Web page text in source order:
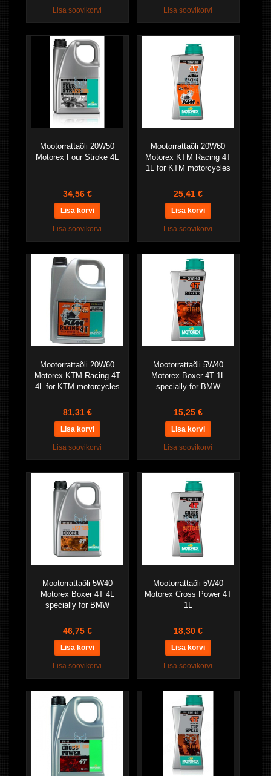
Lisa soovikorvi Lisa soovikorvi
Mootorrattaõli 20W50
Motorex Four Stroke 4L
34,56 €
Lisa soovikorvi
Mootorrattaõli 20W60
Motorex KTM Racing 4T
1L for KTM motorcycles
25,41 €
Lisa soovikorvi
Mootorrattaõli 20W60
Motorex KTM Racing 4T
4L for KTM motorcycles
81,31 €
Lisa soovikorvi
Mootorrattaõli 5W40
Motorex Boxer 4T 1L
specially for BMW
15,25 €
Lisa soovikorvi
Mootorrattaõli 5W40
Motorex Boxer 4T 4L
specially for BMW
46,75 €
Lisa soovikorvi
Mootorrattaõli 5W40
Motorex Cross Power 4T
1L
18,30 €
Lisa soovikorvi